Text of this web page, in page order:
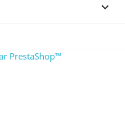

PrestaShop™